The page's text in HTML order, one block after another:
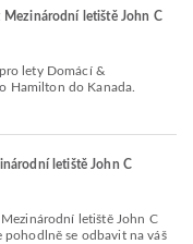
Mezinárodní letiště John C
Hamilton do Kanada.
letiště John C
se odbavit na váš